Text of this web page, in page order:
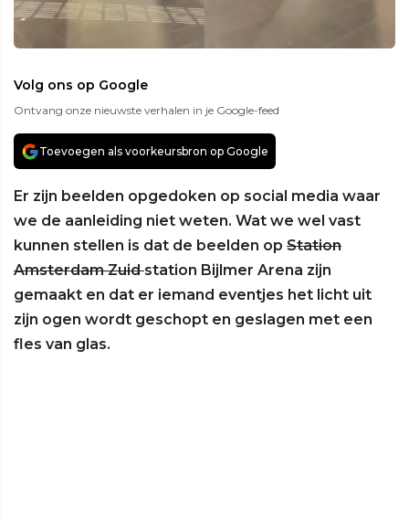
Volg ons op Google
Ontvang onze nieuwste verhalen in je Google-feed
Toevoegen als voorkeursbron op Google
Er zijn beelden opgedoken op social media waar
we de aanleiding niet weten. Wat we wel vast
kunnen stellen is dat de beelden op Station
Amsterdam Zuidstation Bijlmer Arena zijn
gemaakt en dat er iemand eventjes het licht uit
zijn ogen wordt geschopt en geslagen met een
fles van glas.